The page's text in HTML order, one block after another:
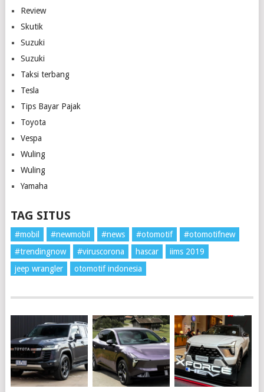
Review
Skutik
Suzuki
Suzuki
Taksi terbang
Tesla
Tips Bayar Pajak
Toyota
Vespa
Wuling
Wuling
Yamaha
TAG SITUS
#mobil #newmobil #news #otomotif
#otomotifnew
#trendingnow
#viruscorona hascar
iims 2019
jeep wrangler
otomotif indonesia